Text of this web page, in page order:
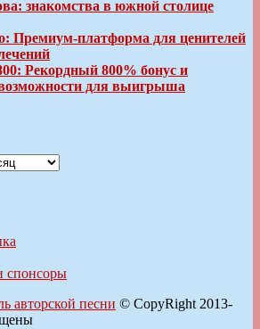
знакомства в южной столице
Премиум-платформа для ценителей
Рекордный 800% бонус и
для выигрыша
спонсоры
авторской песни © CopyRight 2013-